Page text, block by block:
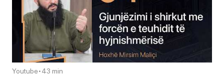
Youtube•43 min